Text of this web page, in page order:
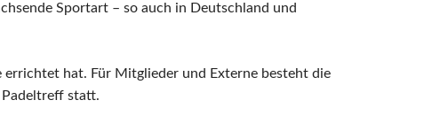
Sportart – so auch in Deutschland und
errichtet hat. Für Mitglieder und Externe besteht die
statt.